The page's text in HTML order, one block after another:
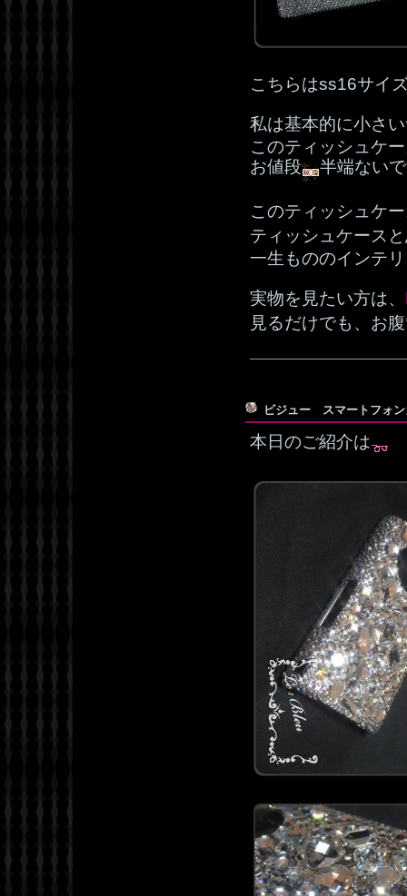
こちらはss16サイ
私は基本的に小さ
このティッシュケ
お値段
半端ない
このティッシュケ
ティッシュケース
一生もののインテ
実物を見たい方は、
見るだけでも、お
ビジュー スマートフォ
本日のご紹介は